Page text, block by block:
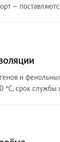
—
и
°C, срок